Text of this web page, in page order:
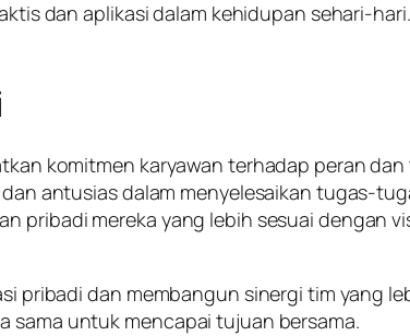
dan aplikasi dalam kehidupan sehari-
komitmen karyawan terhadap peran
antusias dalam menyelesaikan tugas-
pribadi mereka yang lebih sesuai dengan
pribadi dan membangun sinergi tim yang
sama untuk mencapai tujuan bersama.